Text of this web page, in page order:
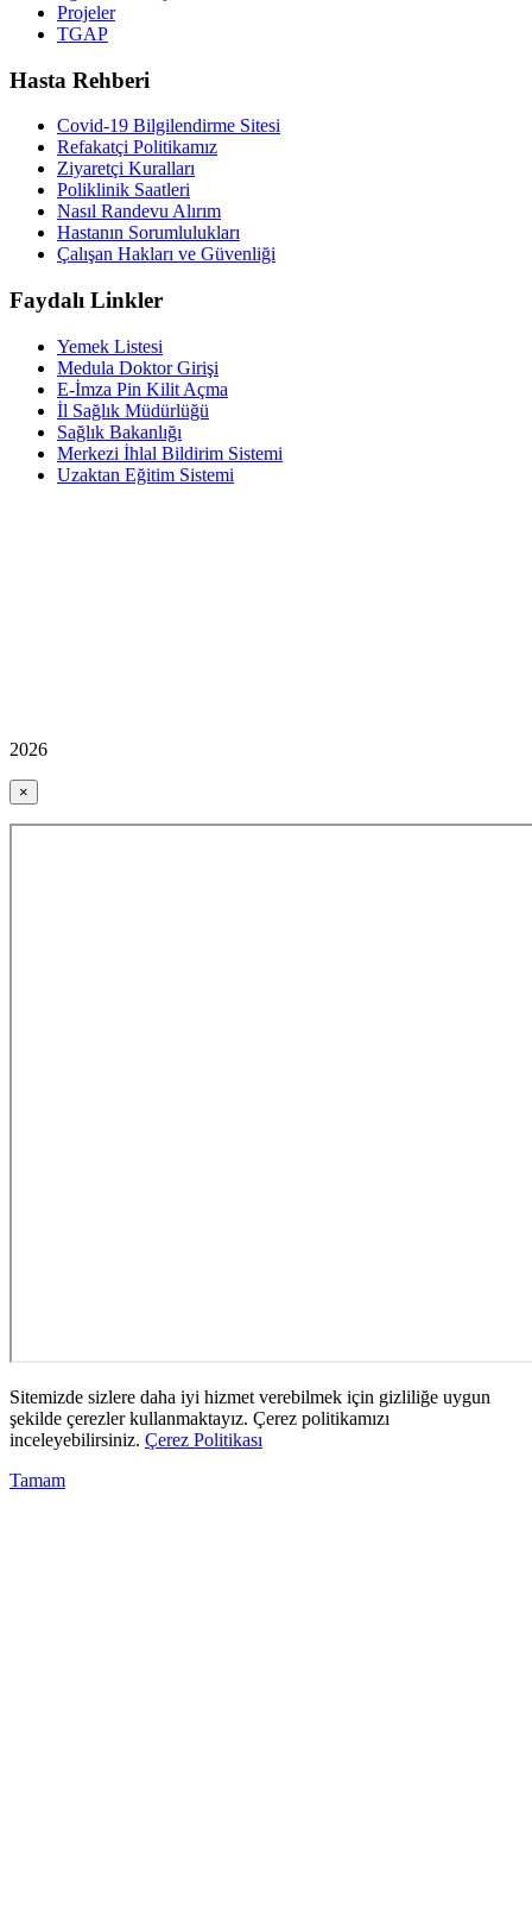
Projeler
TGAP
Hasta Rehberi
Covid-19 Bilgilendirme Sitesi
Refakatçi Politikamız
Ziyaretçi Kuralları
Poliklinik Saatleri
Nasıl Randevu Alırım
Hastanın Sorumlulukları
Çalışan Hakları ve Güvenliği
Faydalı Linkler
Yemek Listesi
Medula Doktor Girişi
E-İmza Pin Kilit Açma
İl Sağlık Müdürlüğü
Sağlık Bakanlığı
Merkezi İhlal Bildirim Sistemi
Uzaktan Eğitim Sistemi
2026
×
Sitemizde sizlere daha iyi hizmet verebilmek için gizliliğe uygun
şekilde çerezler kullanmaktayız. Çerez politikamızı
inceleyebilirsiniz. Çerez Politikası
Tamam